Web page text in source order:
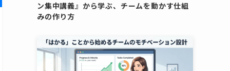
ン集中講義』から学ぶ、チームを動かす仕組
みの作り方